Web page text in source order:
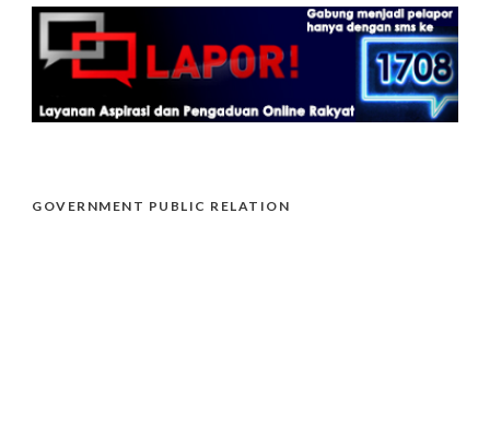
GOVERNMENT PUBLIC RELATION